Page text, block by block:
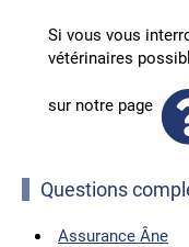
Si vous vous
vétérinaires
sur notre page
Questions
Assurance Âne